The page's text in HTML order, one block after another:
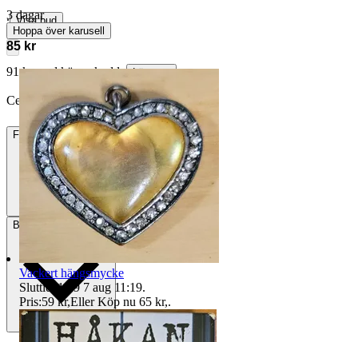
∙ Visa bud
85 kr
91 kr med köparskydd. Läs mer
CesarinCarton vann auktionen
FraktFrån 52 kr
Betalning Via Tradera
3 dagar
Hoppa över karusell
Vackert hängsmycke
Sluttid 11:19 7 aug 11:19.
Pris:59 kr,Eller Köp nu 65 kr,.